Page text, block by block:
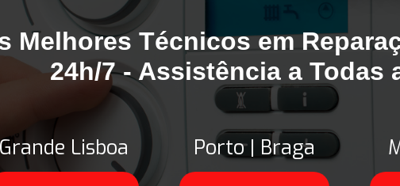
Melhores Técnicos em
24h/7 - Assistência a Todas
Grande Lisboa Porto | Braga